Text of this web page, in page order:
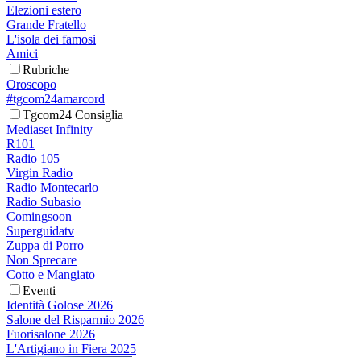
Elezioni estero
Grande Fratello
L'isola dei famosi
Amici
Rubriche
Oroscopo
#tgcom24amarcord
Tgcom24 Consiglia
Mediaset Infinity
R101
Radio 105
Virgin Radio
Radio Montecarlo
Radio Subasio
Comingsoon
Superguidatv
Zuppa di Porro
Non Sprecare
Cotto e Mangiato
Eventi
Identità Golose 2026
Salone del Risparmio 2026
Fuorisalone 2026
L'Artigiano in Fiera 2025